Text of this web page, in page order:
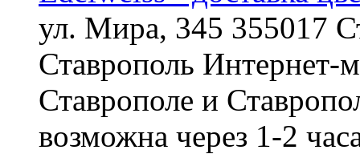
ул. Мира, 345 355017
Ставрополь Интернет-
Ставрополе и
возможна через 1-2